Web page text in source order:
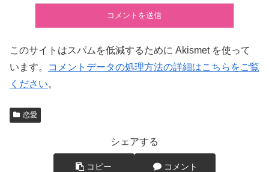
このサイトはスパムを低減するために Akismet を使って
います。
コメントデータの処理方法の詳細はこちらをご覧
ください。
恋愛
シェアする
コピー コメント